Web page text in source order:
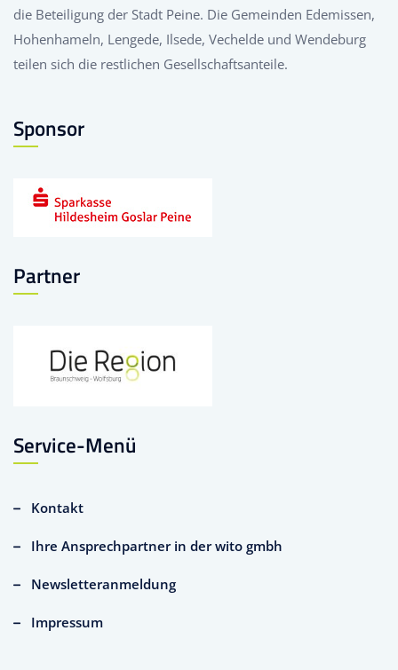
die Beteiligung der Stadt Peine. Die Gemeinden Edemissen,
Hohenhameln, Lengede, Ilsede, Vechelde und Wendeburg
teilen sich die restlichen Gesellschaftsanteile.
Sponsor
Partner
Service-Menü
Kontakt
Ihre Ansprechpartner in der wito gmbh
Newsletteranmeldung
Impressum